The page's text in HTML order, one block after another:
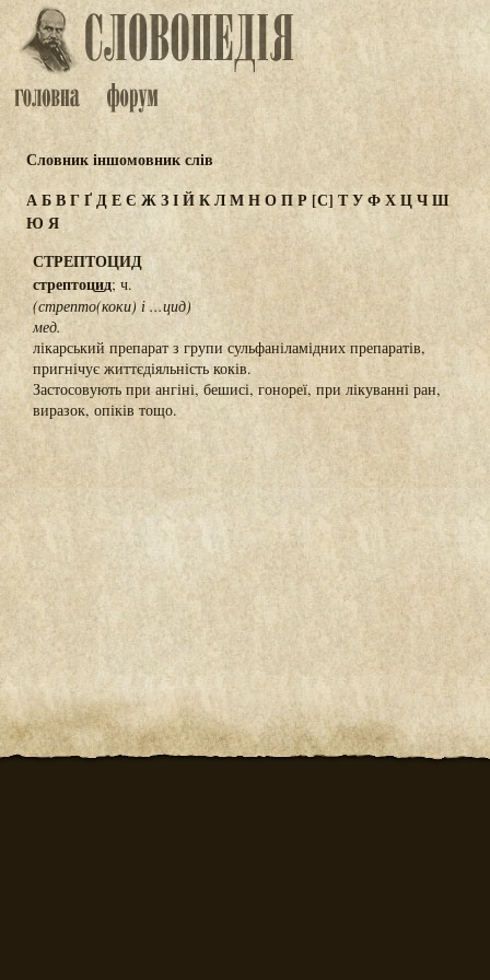
Словник іншомовник слів
АБВГҐДЕЄ ЖЗІЙКЛМНОПР [С] ТУФХЦЧШ
Ю Я
СТРЕПТОЦИД
стрептоцид; ч.
(стрепто(коки) і ...цид)
мед.
лікарський препарат з групи сульфаніламідних препаратів,
пригнічує життєдіяльність коків.
Застосовують при ангіні, бешисі, гонореї, при лікуванні ран,
виразок, опіків тощо.